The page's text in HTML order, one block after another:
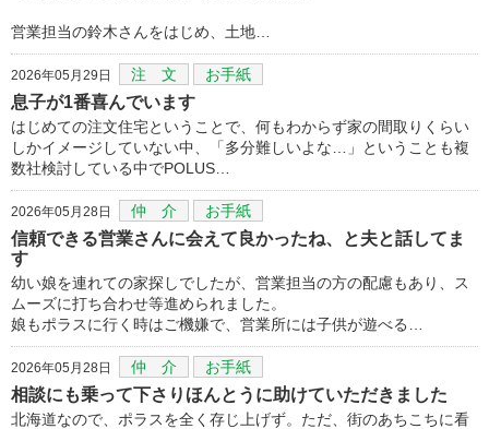
営業担当の鈴木さんをはじめ、土地…
2026年05月29日 注 文 お手紙
息子が1番喜んでいます
はじめての注文住宅ということで、何もわからず家の間取りくらい
しかイメージしていない中、「多分難しいよな…」ということも複
数社検討している中でPOLUS…
2026年05月28日 仲 介 お手紙
信頼できる営業さんに会えて良かったね、と夫と話してま
す
幼い娘を連れての家探しでしたが、営業担当の方の配慮もあり、ス
ムーズに打ち合わせ等進められました。
娘もポラスに行く時はご機嫌で、営業所には子供が遊べる…
2026年05月28日 仲 介 お手紙
相談にも乗って下さりほんとうに助けていただきました
北海道なので、ポラスを全く存じ上げず。ただ、街のあちこちに看